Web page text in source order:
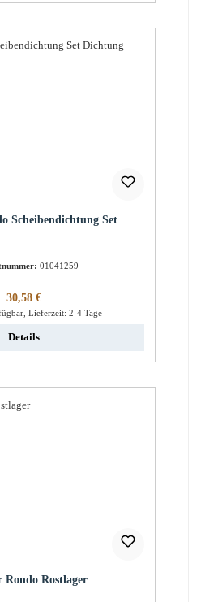
Scheibendichtung Set
01041259
Regulärer Preis:
30,58 €
Lieferzeit: 2-4 Tage
Details
Rondo Rostlager